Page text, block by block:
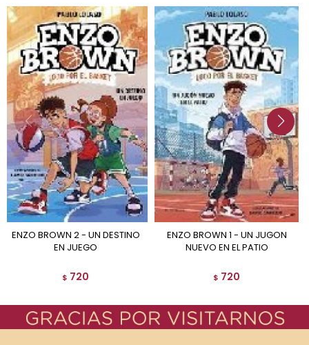
ENZO BROWN 2 - UN DESTINO
EN JUEGO
$ 720
ENZO BROWN 1 - UN JUGON
NUEVO EN EL PATIO
$ 720